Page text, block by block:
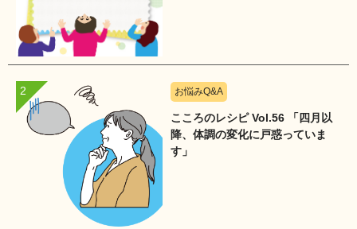
お悩みQ&A
こころのレシピ Vol.56 「四月以
降、体調の変化に戸惑っていま
す」